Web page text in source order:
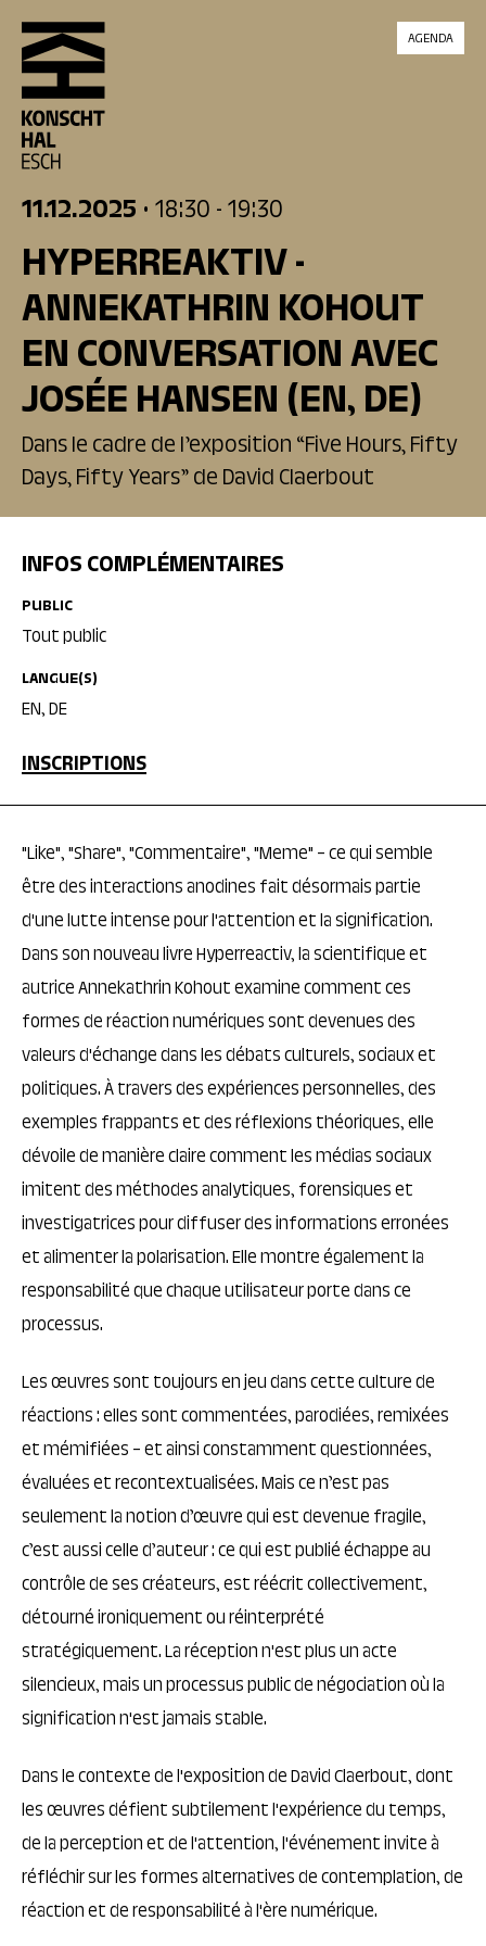
skip_to_content
AGENDA
11.12.2025 • 18:30 - 19:30
HYPERREAKTIV -
ANNEKATHRIN KOHOUT
EN CONVERSATION AVEC
JOSÉE HANSEN (EN, DE)
Dans le cadre de l’exposition “Five Hours, Fifty
Days, Fifty Years” de David Claerbout
"Like", "Share", "Commentaire", "Meme" – ce qui semble
être des interactions anodines fait désormais partie
d'une lutte intense pour l'attention et la signification.
Dans son nouveau livre Hyperreactiv, la scientifique et
autrice Annekathrin Kohout examine comment ces
formes de réaction numériques sont devenues des
valeurs d'échange dans les débats culturels, sociaux et
politiques. À travers des expériences personnelles, des
exemples frappants et des réflexions théoriques, elle
dévoile de manière claire comment les médias sociaux
imitent des méthodes analytiques, forensiques et
investigatrices pour diffuser des informations erronées
et alimenter la polarisation. Elle montre également la
responsabilité que chaque utilisateur porte dans ce
processus.
Les œuvres sont toujours en jeu dans cette culture de
réactions : elles sont commentées, parodiées, remixées
et mémifiées – et ainsi constamment questionnées,
évaluées et recontextualisées. Mais ce n’est pas
seulement la notion d’œuvre qui est devenue fragile,
c’est aussi celle d’auteur : ce qui est publié échappe au
contrôle de ses créateurs, est réécrit collectivement,
détourné ironiquement ou réinterprété
stratégiquement. La réception n'est plus un acte
silencieux, mais un processus public de négociation où la
signification n'est jamais stable.
Dans le contexte de l'exposition de David Claerbout, dont
les œuvres défient subtilement l'expérience du temps,
de la perception et de l'attention, l'événement invite à
réfléchir sur les formes alternatives de contemplation, de
réaction et de responsabilité à l'ère numérique.
INFOS COMPLÉMENTAIRES
PUBLIC
Tout public
LANGUE(S)
EN, DE
INSCRIPTIONS